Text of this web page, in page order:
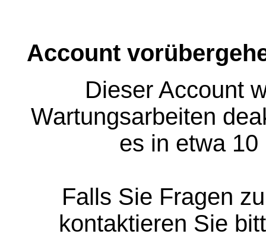
Account
Dieser Account
Wartungsarbeiten
es in etwa
Falls Sie Fragen
kontaktieren Sie